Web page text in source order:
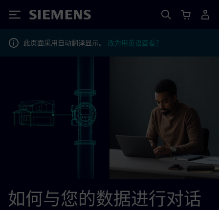
Siemens
此页面采用自动翻译显示。 改为用英语查看？
如何与您的数据进行对话